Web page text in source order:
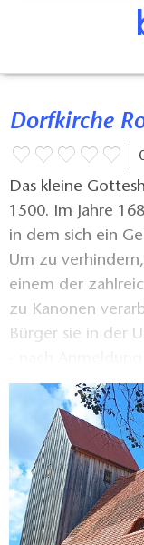
Dorfkirche
Das kleine
1500. Im Jahre
in dem sich ein
Um zu
einem der
zu Kanonen
Bürger sie in der
- nach
Wandmalereien
Hochaltar des
Rossow gehörte
die ihren Sitz in